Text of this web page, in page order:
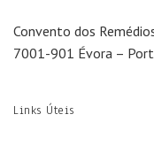
Convento dos
7001-901 Évora –
Links Úteis